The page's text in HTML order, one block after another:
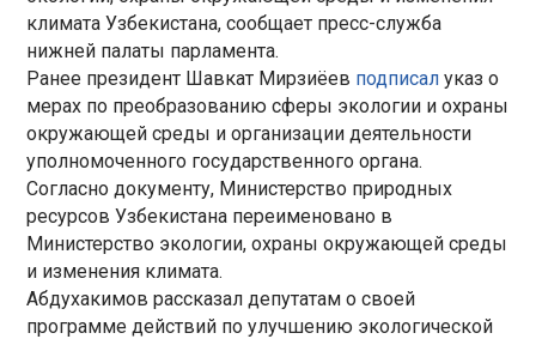
климата Узбекистана, сообщает пресс-служба
нижней палаты парламента.
Ранее президент Шавкат Мирзиёев подписал указ о
мерах по преобразованию сферы экологии и охраны
окружающей среды и организации деятельности
уполномоченного государственного органа.
Согласно документу, Министерство природных
ресурсов Узбекистана переименовано в
Министерство экологии, охраны окружающей среды
и изменения климата.
Абдухакимов рассказал депутатам о своей
программе действий по улучшению экологической